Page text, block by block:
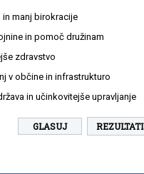
in manj birokracije
in pomoč družinam
zdravstvo
v občine in infrastrukturo
in učinkovitejše upravljanje
REZULTATI